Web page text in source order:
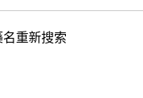
重新搜索